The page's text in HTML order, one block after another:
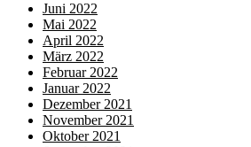
Juni 2022
Mai 2022
April 2022
März 2022
Februar 2022
Januar 2022
Dezember 2021
November 2021
Oktober 2021